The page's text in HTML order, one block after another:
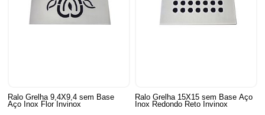
Ralo Grelha 9,4X9,4 sem Base
Aço Inox Flor Invinox
Ralo Grelha 15X15 sem Base Aço
Inox Redondo Reto Invinox